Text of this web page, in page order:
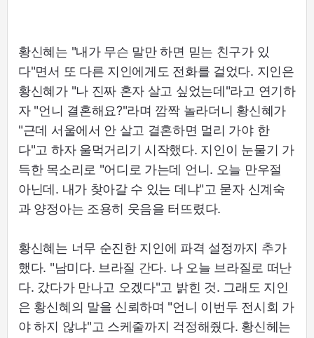
황신혜는 "내가 무슨 말만 하면 믿는 친구가 있
다"면서 또 다른 지인에게도 전화를 걸었다. 지인은
황신혜가 "나 진짜 혼자 살고 싶었는데"라고 연기하
자 "언니 결혼해요?"라며 깜짝 놀라더니 황신혜가
"근데 서울에서 안 살고 결혼하면 멀리 가야 한
다"고 하자 울먹거리기 시작했다. 지인이 눈물기 가
득한 목소리로 "어디로 가는데 언니. 오늘 만우절
아닌데. 내가 찾아갈 수 있는 데냐"고 묻자 신계숙
과 양정아는 조용히 웃음을 터뜨렸다.
황신혜는 너무 순진한 지인에 파격 설정까지 추가
했다. "남미다. 브라질 간다. 나 오늘 브라질로 떠난
다. 갔다가 만나고 오겠다"고 밝힌 것. 그래도 지인
은 황신혜의 말을 신뢰하며 "언니 이번두 전시회 가
야 하지 않냐"고 스케줄까지 걱정해줬다. 황신헤는